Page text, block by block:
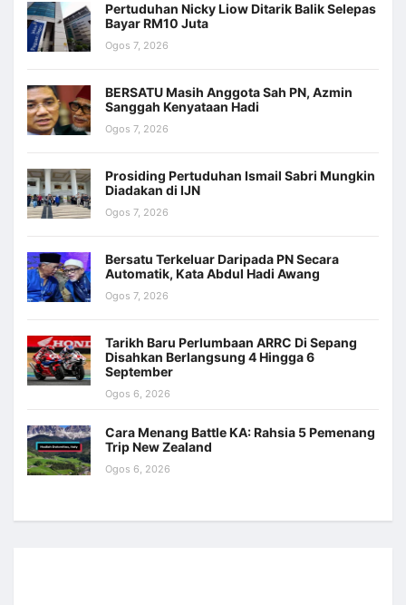
Pertuduhan Nicky Liow Ditarik Balik Selepas
Bayar RM10 Juta
Ogos 7, 2026
BERSATU Masih Anggota Sah PN, Azmin
Sanggah Kenyataan Hadi
Ogos 7, 2026
Prosiding Pertuduhan Ismail Sabri Mungkin
Diadakan di IJN
Ogos 7, 2026
Bersatu Terkeluar Daripada PN Secara
Automatik, Kata Abdul Hadi Awang
Ogos 7, 2026
Tarikh Baru Perlumbaan ARRC Di Sepang
Disahkan Berlangsung 4 Hingga 6
September
Ogos 6, 2026
Cara Menang Battle KA: Rahsia 5 Pemenang
Trip New Zealand
Ogos 6, 2026